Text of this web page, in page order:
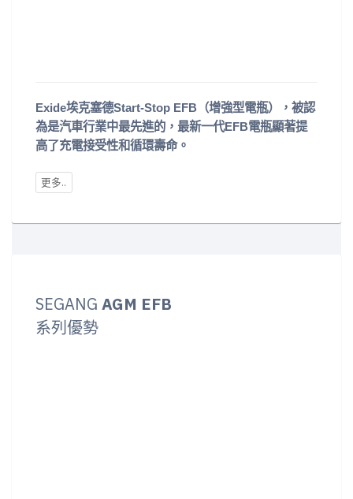
Exide埃克塞德Start-Stop EFB（增強型電瓶），被認
為是汽車行業中最先進的，最新一代EFB電瓶顯著提
高了充電接受性和循環壽命。
SEGANG AGM EFB
系列優勢